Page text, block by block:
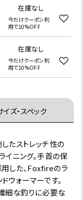
在庫なし
今だけクーポン利
用で10%OFF
在庫なし
今だけクーポン利
用で10%OFF
イズ・スペック
たストレッチ性の
イニング。手首の保
した、Foxfireのラ
ウォーマーです。
細な釣りに必要な